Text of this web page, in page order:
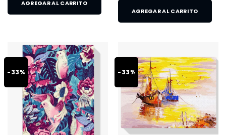
AGREGAR AL CARRITO
AGREGAR AL CARRITO
-33% -33%